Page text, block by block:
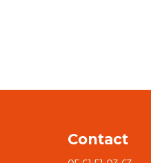
Contact